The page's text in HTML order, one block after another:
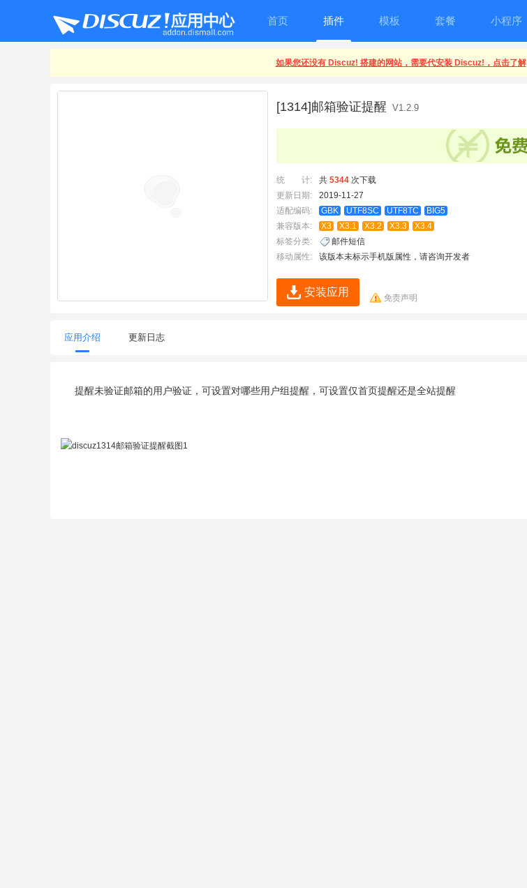
首页 插件 模板 套餐 小程序
如果您还没有 Discuz! 搭建的网站，需要代安装 Discuz!，点击了解
[1314]邮箱验证提醒 V1.2.9
统 计: 共 5344 次下载
更新日期:
2019-11-27
适配编码:
GBK UTF8SC UTF8TC
BIG5
兼容版本:
X3 X3.1 X3.2 X3.3
X3.4
标签分类:
邮件短信
移动属性:
该版本未标示手机版属性，请咨询开发者
安装应用 免责声明
应用介绍 更新日志
提醒未验证邮箱的用户验证，可设置对哪些用户组提醒，可设置仅首页提醒还是全站提醒